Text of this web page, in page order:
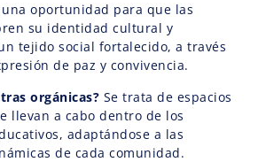
oportunidad para que las
su identidad cultural y
tejido social fortalecido, a través
de paz y convivencia.
orgánicas? Se trata de espacios
llevan a cabo dentro de los
adaptándose a las
de cada comunidad.